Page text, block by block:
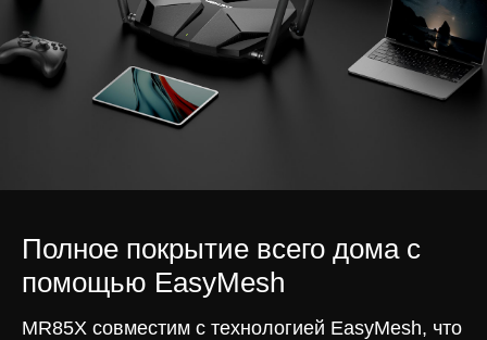
Полное покрытие всего дома с
помощью EasyMesh
MR85X совместим с технологией EasyMesh, что